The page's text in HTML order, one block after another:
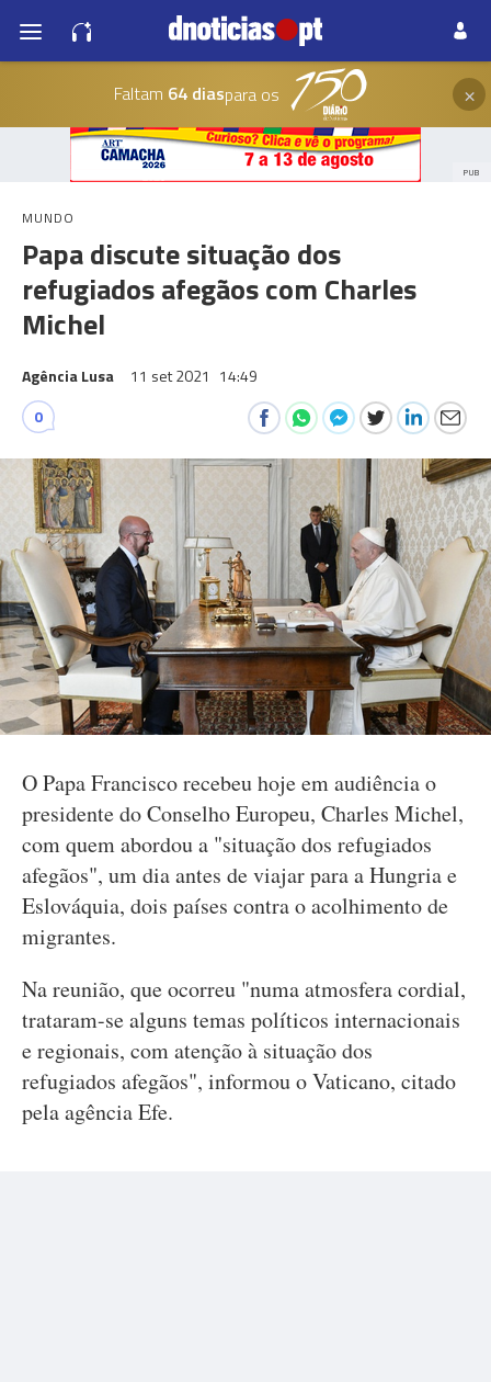
Faltam 64 diaspara os ×
PUB
MUNDO
Papa discute situação dos
refugiados afegãos com Charles
Michel
Agência Lusa 11 set 2021 14:49
0
O Papa Francisco recebeu hoje em audiência o
presidente do Conselho Europeu, Charles Michel,
com quem abordou a "situação dos refugiados
afegãos", um dia antes de viajar para a Hungria e
Eslováquia, dois países contra o acolhimento de
migrantes.
Na reunião, que ocorreu "numa atmosfera cordial,
trataram-se alguns temas políticos internacionais
e regionais, com atenção à situação dos
refugiados afegãos", informou o Vaticano, citado
pela agência Efe.